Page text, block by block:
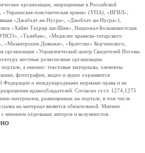
организации, запрещенные в Российской
«Украинская повстанческая армия» (УПА), «ИГИЛ»,
«Джабхат ан-Нусра», «Джебхат ан-Нусра»),
«Хайят Тахрир аш-Шам», Национал-Большевистская
«Талибан», «Меджлис крымско-татарского
«Мизантропик Дивижн», «Братство» Корчинского,
организация «Управленческий центр Свидетелей Иеговы
местные религиозные организации.
а именно: текстовые материалы, элементы
фотографии, видео и аудио охраняются
Федерации и международными нормами права и не
правообладателей. Согласно ст.ст. 1274,1275
материалов, размещенных на портале, в том числе
на материал является обязательной. Мнение
мнением отдельных авторов и колумнистов.